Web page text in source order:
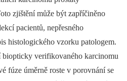
zjištění může být zapříčiněno
pacientů, nepřesného
histologického vzorku patologem.
biopticky verifikovaného karcinomu
fúze úměrně roste v porovnání se